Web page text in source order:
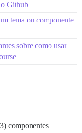
Github
tema ou componente
sobre como usar
componentes